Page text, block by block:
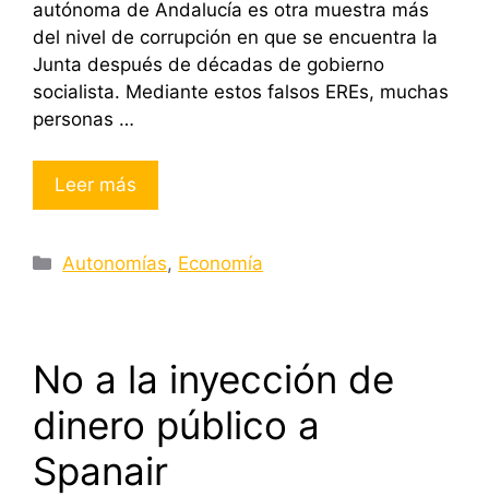
autónoma de Andalucía es otra muestra más
del nivel de corrupción en que se encuentra la
Junta después de décadas de gobierno
socialista. Mediante estos falsos EREs, muchas
personas …
Leer más
Categorías
Autonomías, Economía
No a la inyección de
dinero público a
Spanair